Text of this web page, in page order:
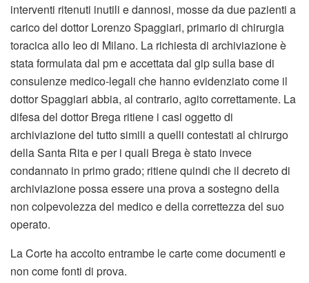
interventi ritenuti inutili e dannosi, mosse da due pazienti a
carico del dottor Lorenzo Spaggiari, primario di chirurgia
toracica allo Ieo di Milano. La richiesta di archiviazione è
stata formulata dal pm e accettata dal gip sulla base di
consulenze medico-legali che hanno evidenziato come il
dottor Spaggiari abbia, al contrario, agito correttamente. La
difesa del dottor Brega ritiene i casi oggetto di
archiviazione del tutto simili a quelli contestati al chirurgo
della Santa Rita e per i quali Brega è stato invece
condannato in primo grado; ritiene quindi che il decreto di
archiviazione possa essere una prova a sostegno della
non colpevolezza del medico e della correttezza del suo
operato.
La Corte ha accolto entrambe le carte come documenti e
non come fonti di prova.